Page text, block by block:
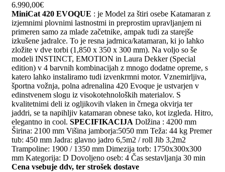
6.990,00€
MiniCat 420 EVOQUE : je Model za štiri osebe Katamaran z
izjemnimi plovnimi lastnostmi in preprostim upravljanjem ni
primeren samo za mlade začetnike, ampak tudi za starejše
izkušene jadralce. To je resna jadrnica/katamaran, ki jo lahko
zložite v dve torbi (1,850 x 350 x 300 mm). Na voljo so še
modeli INSTINCT, EMOTION in Laura Dekker (Special
edition) v 4 barvnih kombinacijah z mnogo dodatne opreme, s
katero lahko instaliramo tudi izvenkrmni motor. Vznemirljiva,
športna vožnja, polna adrenalina 420 Evoque je ustvarjen v
edinstvenem slogu iz visokotehnoloških materialov. S
kvalitetnimi deli iz ogljikovih vlaken in črnega okvirja ter
jaddri, se ta napihljiv katamaran obnese tako, kot izgleda. Hitro,
elegantno in cool. SPECIFIKACIJA Dolžina : 4200 mm
Širina: 2100 mm Višina jamborja:5050 mm Teža: 44 kg Premer
tub: 450 mm Jadra: glavno jadro 6,5m2 / roll Jib 3,2m2
Trampoline: 1900 / 1350 mm Dimezija torb: 1750x300x300
mm Kategorija: D Dovoljeno oseb: 4 Čas sestavljanja 30 min
Cena vsebuje ddv, ter strošek dostave